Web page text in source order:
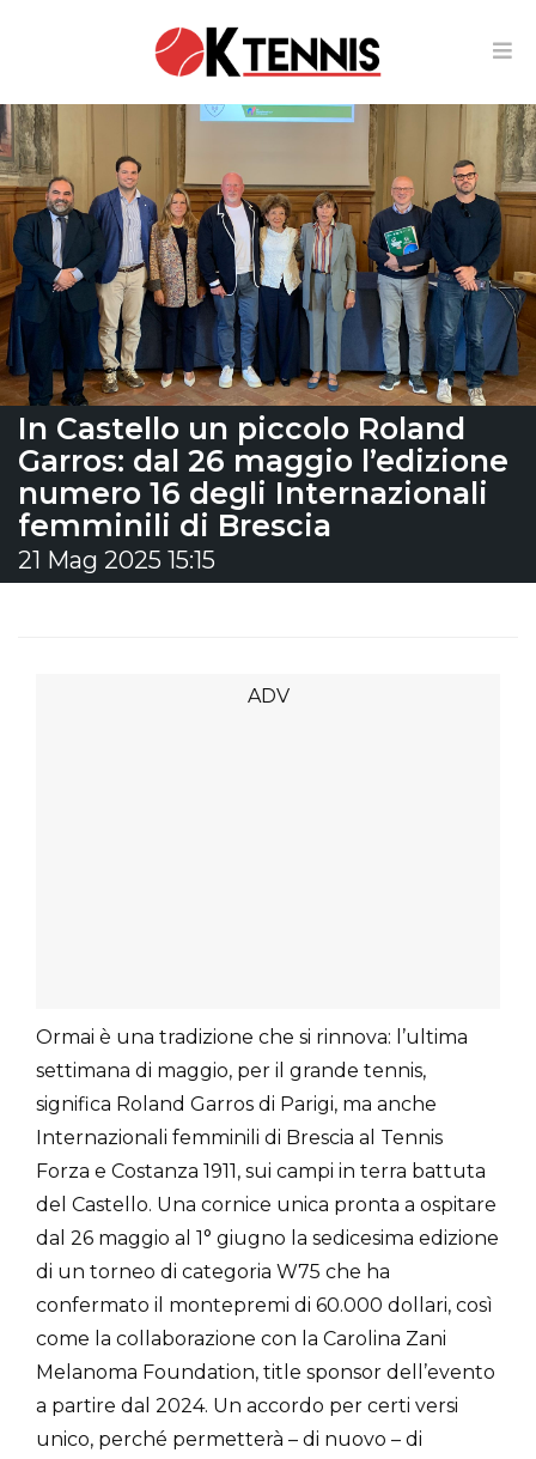
In Castello un piccolo Roland
Garros: dal 26 maggio l’edizione
numero 16 degli Internazionali
femminili di Brescia
21 Mag 2025 15:15
Ormai è una tradizione che si rinnova: l’ultima
settimana di maggio, per il grande tennis,
significa Roland Garros di Parigi, ma anche
Internazionali femminili di Brescia al Tennis
Forza e Costanza 1911, sui campi in terra battuta
del Castello. Una cornice unica pronta a ospitare
dal 26 maggio al 1° giugno la sedicesima edizione
di un torneo di categoria W75 che ha
confermato il montepremi di 60.000 dollari, così
come la collaborazione con la Carolina Zani
Melanoma Foundation, title sponsor dell’evento
a partire dal 2024. Un accordo per certi versi
unico, perché permetterà – di nuovo – di